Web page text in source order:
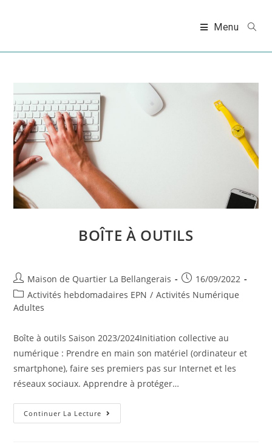
Menu
BOÎTE À OUTILS
Auteur/autrice
de
la
Maison de Quartier La Bellangerais
Publication
publiée :
16/09/2022
Post
category:
Activités hebdomadaires EPN / Activités Numérique
Adultes
Boîte à outils Saison 2023/2024Initiation collective au
numérique : Prendre en main son matériel (ordinateur et
smartphone), faire ses premiers pas sur Internet et les
réseaux sociaux. Apprendre à protéger…
Continuer La Lecture Boîte
À